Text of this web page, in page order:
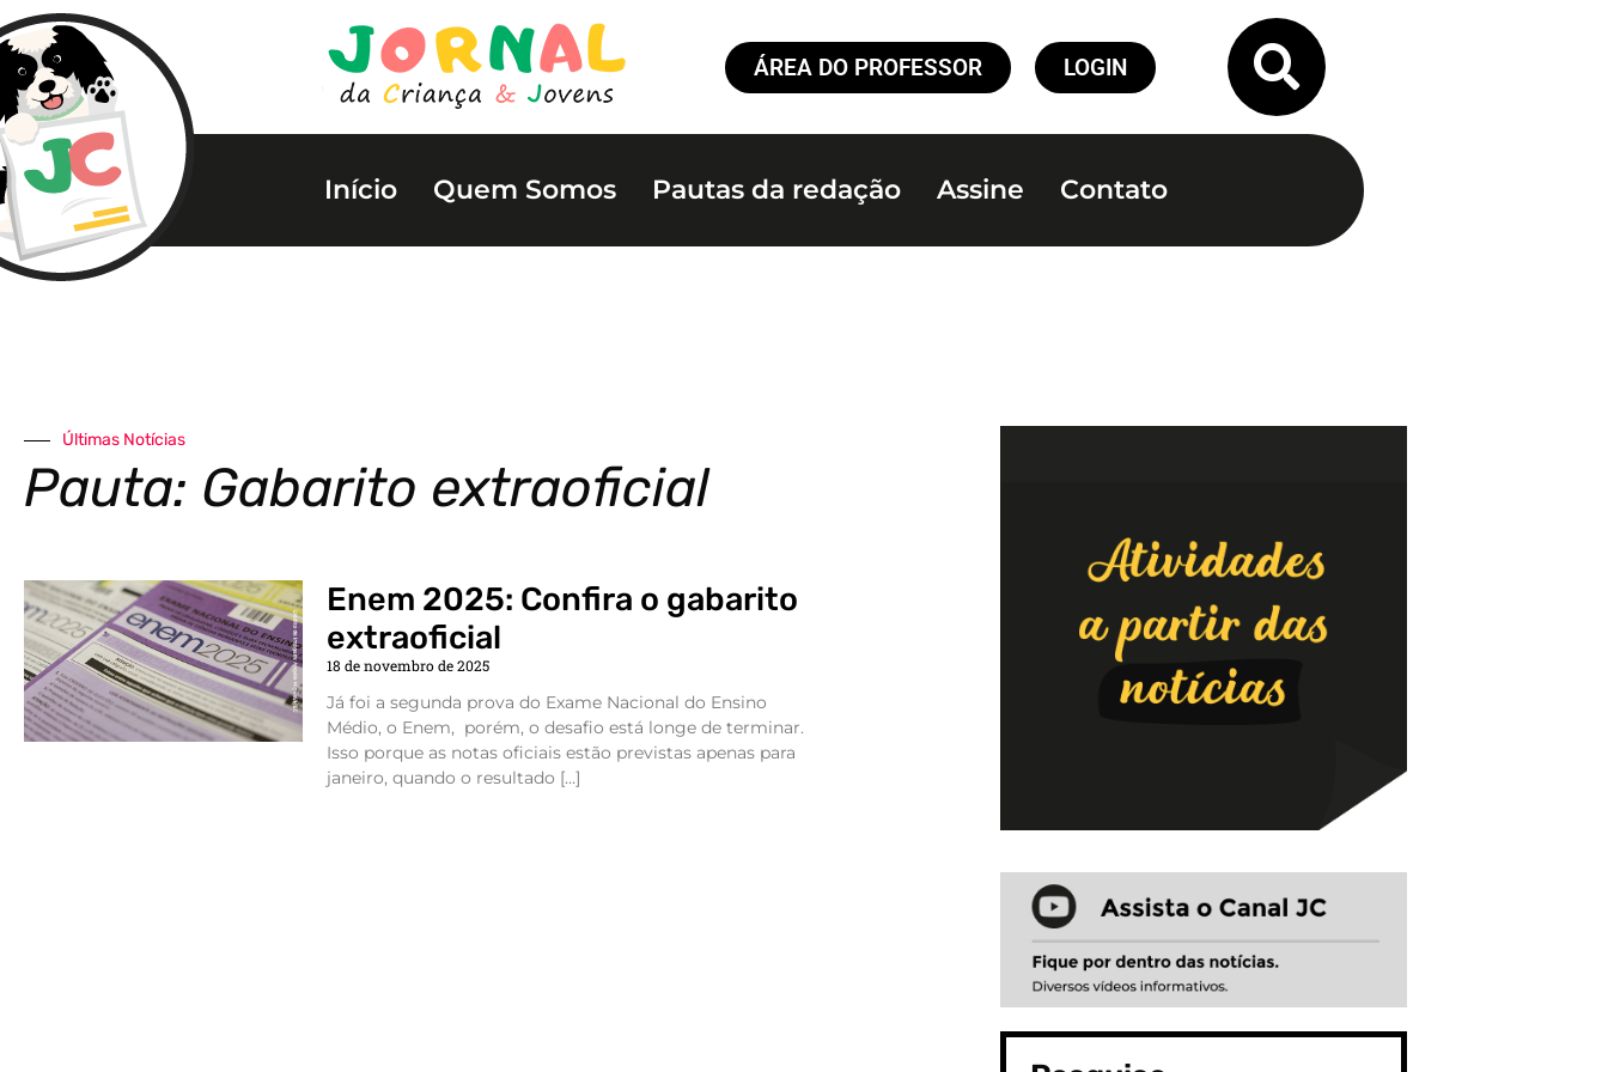
ÁREA DO PROFESSOR LOGIN
Início Quem Somos Pautas da redação Assine Contato
Últimas Notícias
Pauta: Gabarito extraoficial
Enem 2025: Confira o gabarito
extraoficial
18 de novembro de 2025
Já foi a segunda prova do Exame Nacional do Ensino
Médio, o Enem, porém, o desafio está longe de terminar.
Isso porque as notas oficiais estão previstas apenas para
janeiro, quando o resultado […]